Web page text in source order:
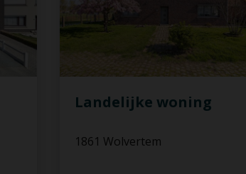
Landelijke woning
1861 Wolvertem